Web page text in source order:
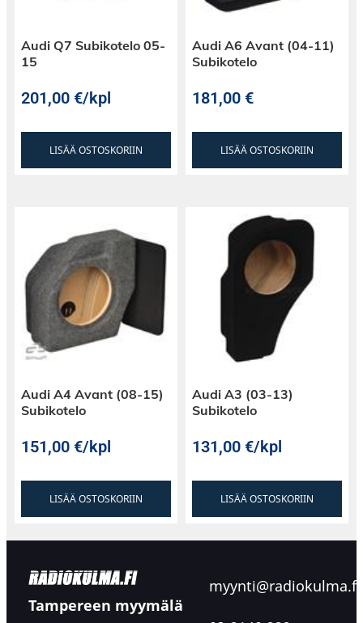
Audi Q7 Subikotelo 05-
15
201,00€/kpl
LISÄÄ OSTOSKORIIN
Audi A6 Avant (04-11)
Subikotelo
181,00€
LISÄÄ OSTOSKORIIN
Audi A4 Avant (08-15)
Subikotelo
151,00€/kpl
LISÄÄ OSTOSKORIIN
Audi A3 (03-13)
Subikotelo
131,00€/kpl
LISÄÄ OSTOSKORIIN
Tampereen myymälä
myynti@radiokulma.fi